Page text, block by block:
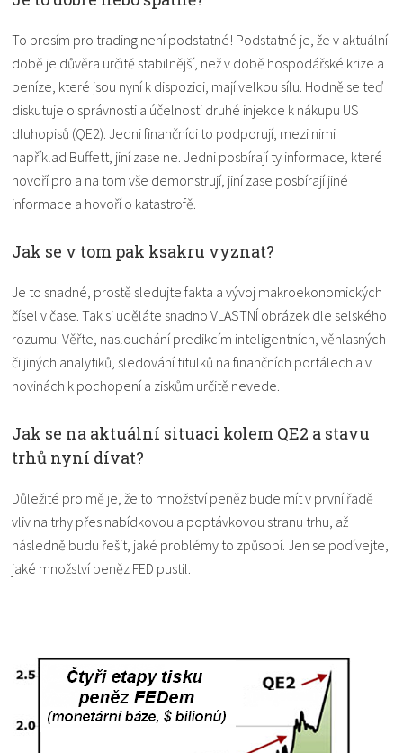
To prosím pro trading není podstatné! Podstatné je, že v aktuální
době je důvěra určitě stabilnější, než v době hospodářské krize a
peníze, které jsou nyní k dispozici, mají velkou sílu. Hodně se teď
diskutuje o správnosti a účelnosti druhé injekce k nákupu US
dluhopisů (QE2). Jedni finančníci to podporují, mezi nimi
například Buffett, jiní zase ne. Jedni posbírají ty informace, které
hovoří pro a na tom vše demonstrují, jiní zase posbírají jiné
informace a hovoří o katastrofě.
Jak se v tom pak ksakru vyznat?
Je to snadné, prostě sledujte fakta a vývoj makroekonomických
čísel v čase. Tak si uděláte snadno VLASTNÍ obrázek dle selského
rozumu. Věřte, naslouchání predikcím inteligentních, věhlasných
či jiných analytiků, sledování titulků na finančních portálech a v
novinách k pochopení a ziskům určitě nevede.
Jak se na aktuální situaci kolem QE2 a stavu
trhů nyní dívat?
Důležité pro mě je, že to množství peněz bude mít v první řadě
vliv na trhy přes nabídkovou a poptávkovou stranu trhu, až
následně budu řešit, jaké problémy to způsobí. Jen se podívejte,
jaké množství peněz FED pustil.